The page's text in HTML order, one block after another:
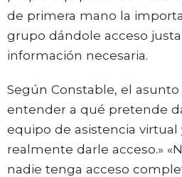
de primera mano la
grupo dándole acceso
información necesaria.
Según Constable, el asunto
entender a qué pretende
equipo de asistencia virtual
realmente darle acceso.»
nadie tenga acceso